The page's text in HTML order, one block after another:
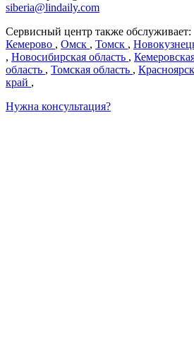
siberia@lindaily.com
Сервисный центр также обслуживает:
Кемерово , Омск , Томск ,
, Новосибирская область ,
область , Томская область ,
край ,
Нужна консультация?